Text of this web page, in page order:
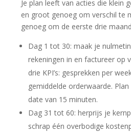
Je plan leeft van acties die klein
en groot genoeg om verschil te
genoeg om de eerste drie
Dag 1 tot 30: maak je
rekeningen in en factureer op
drie KPI’s: gesprekken per
gemiddelde orderwaarde.
date van 15 minuten.
Dag 31 tot 60: herprijs je
schrap één overbodige